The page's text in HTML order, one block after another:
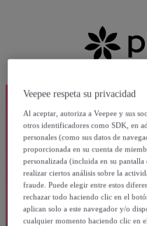
Veepee respeta su privacidad
Al aceptar, autoriza a Veepee y sus
otros identificadores como SDK, en
personales (como sus datos de
proporcionada en su cuenta de
personalizada (incluida en su
realizar ciertos análisis sobre la
fraude. Puede elegir entre estos
rechazar todo haciendo clic en el
aplican solo a este navegador y/o
cualquier momento haciendo clic en